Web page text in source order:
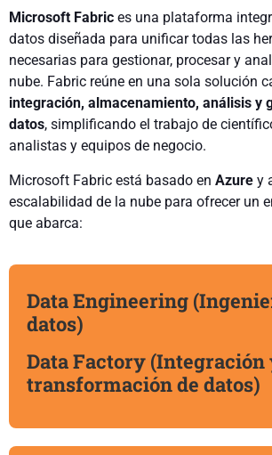
Microsoft Fabric es una plataforma
datos diseñada para unificar todas las
necesarias para gestionar, procesar y
nube. Fabric reúne en una sola solución
integración, almacenamiento, análisis y
datos, simplificando el trabajo de
analistas y equipos de negocio.
Microsoft Fabric está basado en Azure y
escalabilidad de la nube para ofrecer un
que abarca:
Data Engineering
datos)
Data Factory (Integración
transformación de datos)